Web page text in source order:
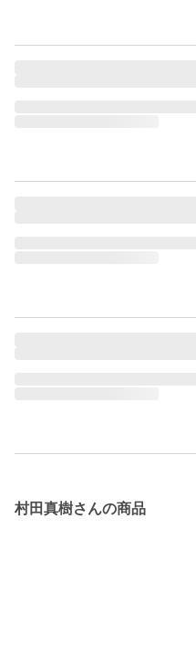
村田真樹さんの商品